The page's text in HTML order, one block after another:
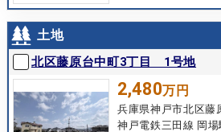
土地
北区藤原台中町3丁目 1号地
2,480万円
兵庫県神戸市北区藤
神戸電鉄三田線 岡